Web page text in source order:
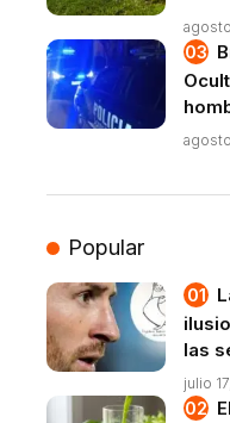
Popular
las
julio